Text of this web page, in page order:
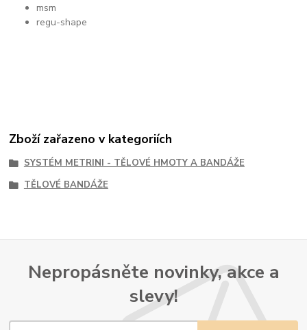
msm
regu-shape
Zboží zařazeno v kategoriích
SYSTÉM METRINI - TĚLOVÉ HMOTY A BANDÁŽE
TĚLOVÉ BANDÁŽE
Nepropásněte novinky, akce a
slevy!